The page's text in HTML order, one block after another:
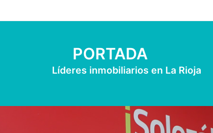
PORTADA
Líderes inmobiliarios en La Rioja